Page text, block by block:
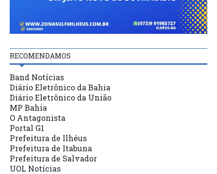
RECOMENDAMOS
Band Notícias
Diário Eletrônico da Bahia
Diário Eletrônico da União
MP Bahia
O Antagonista
Portal G1
Prefeitura de Ilhéus
Prefeitura de Itabuna
Prefeitura de Salvador
UOL Notícias